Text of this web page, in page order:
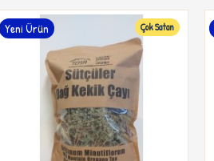
Yeni Ürün Çok Satan